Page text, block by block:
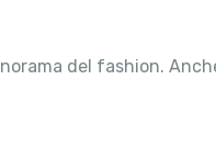
del fashion.